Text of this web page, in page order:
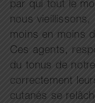
par qui tout le
nous
moins en moins
Ces agents,
du tonus de
correctement
cutanés se